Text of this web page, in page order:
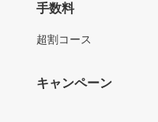
手数料
超割コース
キャンペーン